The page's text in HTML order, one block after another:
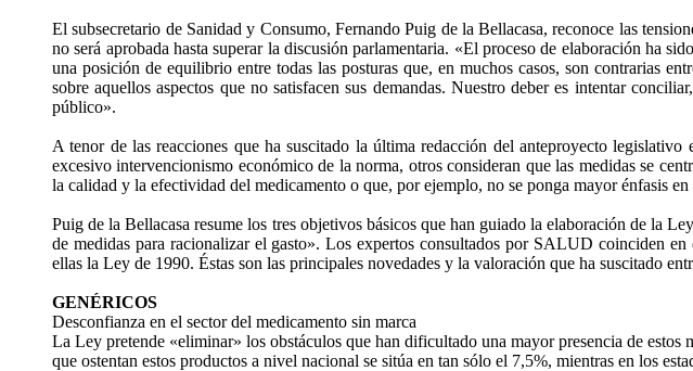
El subsecretario de Sanidad y Consumo, Fernando Puig de la Bellacasa, reconoce las
no será aprobada hasta superar la discusión parlamentaria. «El proceso de elaboración ha
una posición de equilibrio entre todas las posturas que, en muchos casos, son contrarias
sobre aquellos aspectos que no satisfacen sus demandas. Nuestro deber es intentar
público».
A tenor de las reacciones que ha suscitado la última redacción del anteproyecto
excesivo intervencionismo económico de la norma, otros consideran que las medidas se
la calidad y la efectividad del medicamento o que, por ejemplo, no se ponga mayor énfasis
Puig de la Bellacasa resume los tres objetivos básicos que han guiado la elaboración de la
de medidas para racionalizar el gasto». Los expertos consultados por SALUD coinciden
ellas la Ley de 1990. Éstas son las principales novedades y la valoración que ha suscitado
GENÉRICOS
Desconfianza en el sector del medicamento sin marca
La Ley pretende «eliminar» los obstáculos que han dificultado una mayor presencia de
que ostentan estos productos a nivel nacional se sitúa en tan sólo el 7,5%, mientras en los